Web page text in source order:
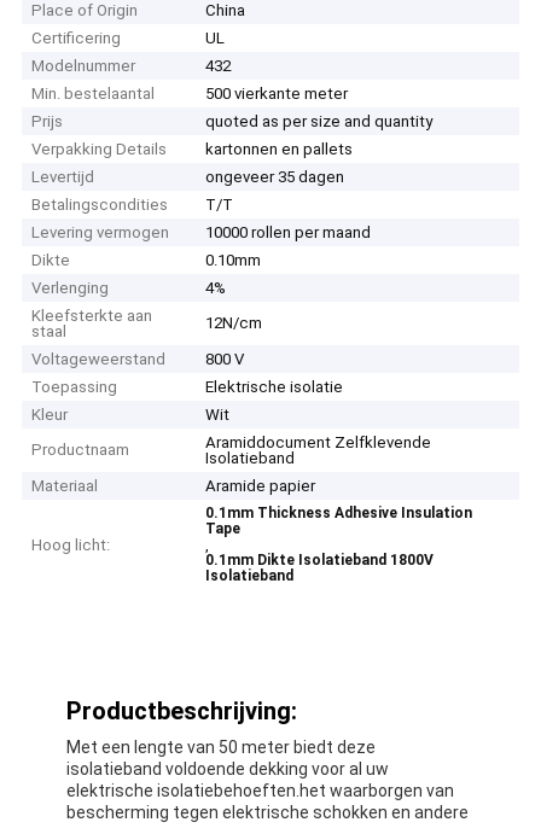
Place of Origin
China
Certificering
UL
Modelnummer
432
Min. bestelaantal
500 vierkante meter
Prijs
quoted as per size and quantity
Verpakking Details
kartonnen en pallets
Levertijd
ongeveer 35 dagen
Betalingscondities
T/T
Levering vermogen
10000 rollen per maand
Dikte
0.10mm
Verlenging
4%
Kleefsterkte aan
staal
12N/cm
Voltageweerstand
800 V
Toepassing
Elektrische isolatie
Kleur
Wit
Productnaam
Aramiddocument Zelfklevende
Isolatieband
Materiaal
Aramide papier
Hoog licht:
0.1mm Thickness Adhesive Insulation
Tape
,
0.1mm Dikte Isolatieband 1800V
Isolatieband
Productbeschrijving:
Met een lengte van 50 meter biedt deze
isolatieband voldoende dekking voor al uw
elektrische isolatiebehoeften.het waarborgen van
bescherming tegen elektrische schokken en andere